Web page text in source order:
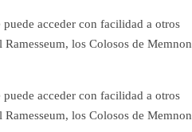
acceder con facilidad a otros
los Colosos de
acceder con facilidad a otros
los Colosos de